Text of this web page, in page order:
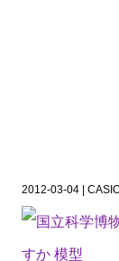
2012-03-04 |